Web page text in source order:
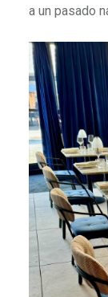
a un pasado